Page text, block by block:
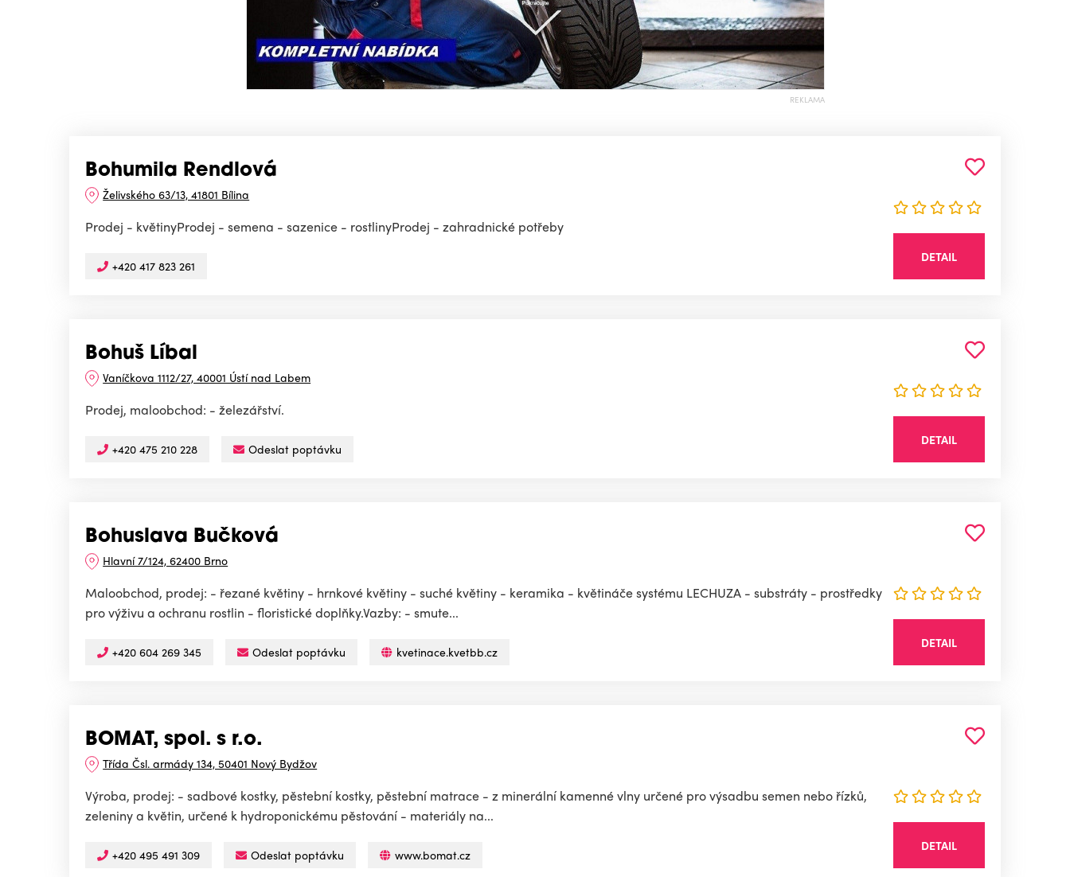
REKLAMA
Bohumila Rendlová
Želivského 63/13, 41801 Bílina
Prodej - květinyProdej - semena - sazenice - rostlinyProdej - zahradnické potřeby
+420 417 823 261
DETAIL
Bohuš Líbal
Vaníčkova 1112/27, 40001 Ústí nad Labem
Prodej, maloobchod: - železářství.
+420 475 210 228 Odeslat poptávku
DETAIL
Bohuslava Bučková
Hlavní 7/124, 62400 Brno
Maloobchod, prodej: - řezané květiny - hrnkové květiny - suché květiny - keramika - květináče systému LECHUZA - substráty - prostředky
pro výživu a ochranu rostlin - floristické doplňky.Vazby: - smute...
+420 604 269 345 Odeslat poptávku kvetinace.kvetbb.cz
DETAIL
BOMAT, spol. s r.o.
Třída Čsl. armády 134, 50401 Nový Bydžov
Výroba, prodej: - sadbové kostky, pěstební kostky, pěstební matrace - z minerální kamenné vlny určené pro výsadbu semen nebo řízků,
zeleniny a květin, určené k hydroponickému pěstování - materiály na...
+420 495 491 309 Odeslat poptávku www.bomat.cz
DETAIL